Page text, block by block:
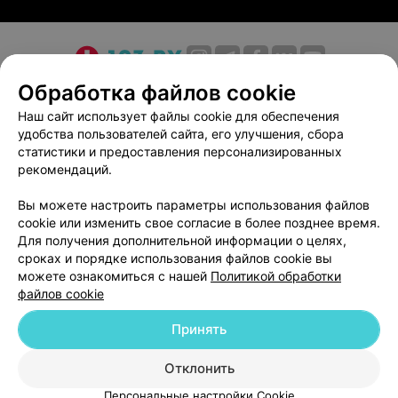
бесплатный Wi-Fi, а расслабиться в процессе
предоставления услуги — массажер для ног. Также
угощение для детей по выходным.
Преимущества
Широкий спектр качественных услуг
Демократичная ценовая политика
Постоянные акции и скидки
Регулярная дезинфекция инструментов в
сухожаровом шкафу
Возможность приобретения подарочных
сертификатов
У красоты есть имя — Континент!
О проекте Новости проекта
Размещение рекламы
Медицинский маркетинг
Публичный договор
Пользовательское соглашение
Способы оплаты
Вакансии
Партнеры
Написать в поддержку
Персональные настройки cookie
Обработка персональных данных
ВЫ ВЛАДЕЛЕЦ?
Обработка файлов cookie
Наш сайт использует файлы cookie для обеспечения
удобства пользователей сайта, его улучшения, сбора
статистики и предоставления персонализированных
рекомендаций.
Вы можете настроить параметры использования файлов
cookie или изменить свое согласие в более позднее время.
Для получения дополнительной информации о целях,
сроках и порядке использования файлов cookie вы
можете ознакомиться с нашей Политикой обработки
файлов cookie
Отклонить
Принять